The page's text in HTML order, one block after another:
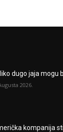
dugo jaja mogu
2026.
kompanija